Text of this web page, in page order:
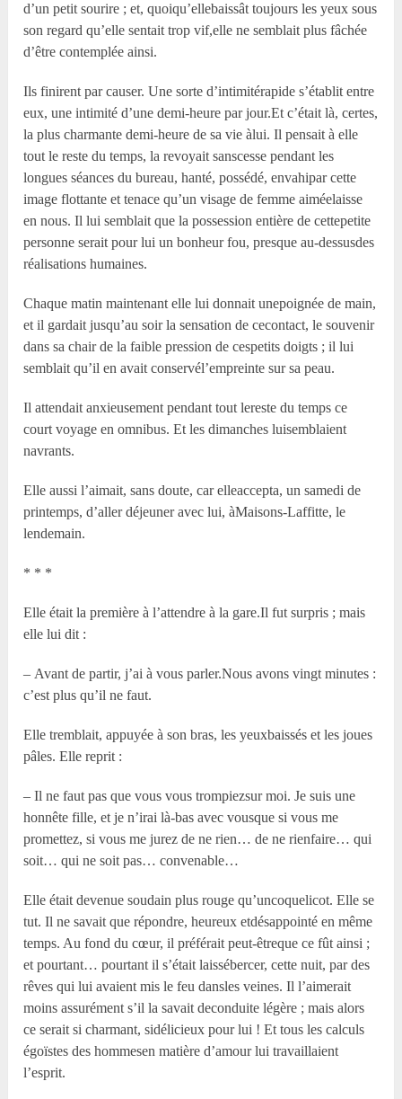
d’un petit sourire ; et, quoiqu’ellebaissât toujours les yeux sous
son regard qu’elle sentait trop vif,elle ne semblait plus fâchée
d’être contemplée ainsi.
Ils finirent par causer. Une sorte d’intimitérapide s’établit entre
eux, une intimité d’une demi-heure par jour.Et c’était là, certes,
la plus charmante demi-heure de sa vie àlui. Il pensait à elle
tout le reste du temps, la revoyait sanscesse pendant les
longues séances du bureau, hanté, possédé, envahipar cette
image flottante et tenace qu’un visage de femme aiméelaisse
en nous. Il lui semblait que la possession entière de cettepetite
personne serait pour lui un bonheur fou, presque au-dessusdes
réalisations humaines.
Chaque matin maintenant elle lui donnait unepoignée de main,
et il gardait jusqu’au soir la sensation de cecontact, le souvenir
dans sa chair de la faible pression de cespetits doigts ; il lui
semblait qu’il en avait conservél’empreinte sur sa peau.
Il attendait anxieusement pendant tout lereste du temps ce
court voyage en omnibus. Et les dimanches luisemblaient
navrants.
Elle aussi l’aimait, sans doute, car elleaccepta, un samedi de
printemps, d’aller déjeuner avec lui, àMaisons-Laffitte, le
lendemain.
* * *
Elle était la première à l’attendre à la gare.Il fut surpris ; mais
elle lui dit :
– Avant de partir, j’ai à vous parler.Nous avons vingt minutes :
c’est plus qu’il ne faut.
Elle tremblait, appuyée à son bras, les yeuxbaissés et les joues
pâles. Elle reprit :
– Il ne faut pas que vous vous trompiezsur moi. Je suis une
honnête fille, et je n’irai là-bas avec vousque si vous me
promettez, si vous me jurez de ne rien… de ne rienfaire… qui
soit… qui ne soit pas… convenable…
Elle était devenue soudain plus rouge qu’uncoquelicot. Elle se
tut. Il ne savait que répondre, heureux etdésappointé en même
temps. Au fond du cœur, il préférait peut-êtreque ce fût ainsi ;
et pourtant… pourtant il s’était laissébercer, cette nuit, par des
rêves qui lui avaient mis le feu dansles veines. Il l’aimerait
moins assurément s’il la savait deconduite légère ; mais alors
ce serait si charmant, sidélicieux pour lui ! Et tous les calculs
égoïstes des hommesen matière d’amour lui travaillaient
l’esprit.